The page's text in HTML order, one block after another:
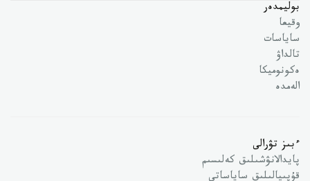
بوليمدەر
وقيعا
ساياسات
تالداۋ
ەكونوميكا
الەمدە
ءبىز تۋرالى
پايدالانۋشىلىق كەلىسىم
قۇپىيالىلىق ساياساتى